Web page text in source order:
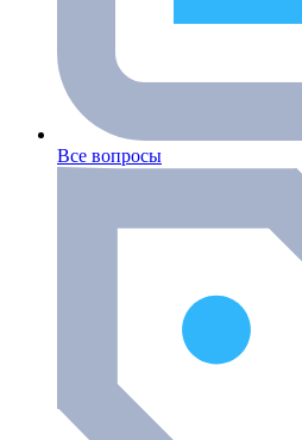
Все вопросы